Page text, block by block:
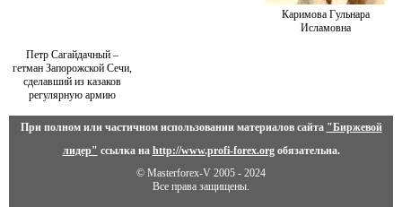
Каримова Гульнара
Исламовна
Петр Сагайдачный –
гетман Запорожской Сечи,
сделавший из казаков
регулярную армию
При полном или частичном использовании материалов сайта "Биржевой
лидер" ссылка на http://www.profi-forex.orgобязательна.
© Masterforex-V 2005 - 2024
Все права защищены.